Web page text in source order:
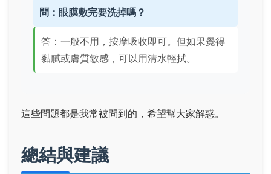
問：眼膜敷完要洗掉嗎？
答：一般不用，按摩吸收即可。但如果覺得
黏膩或膚質敏感，可以用清水輕拭。
這些問題都是我常被問到的，希望幫大家解惑。
總結與建議